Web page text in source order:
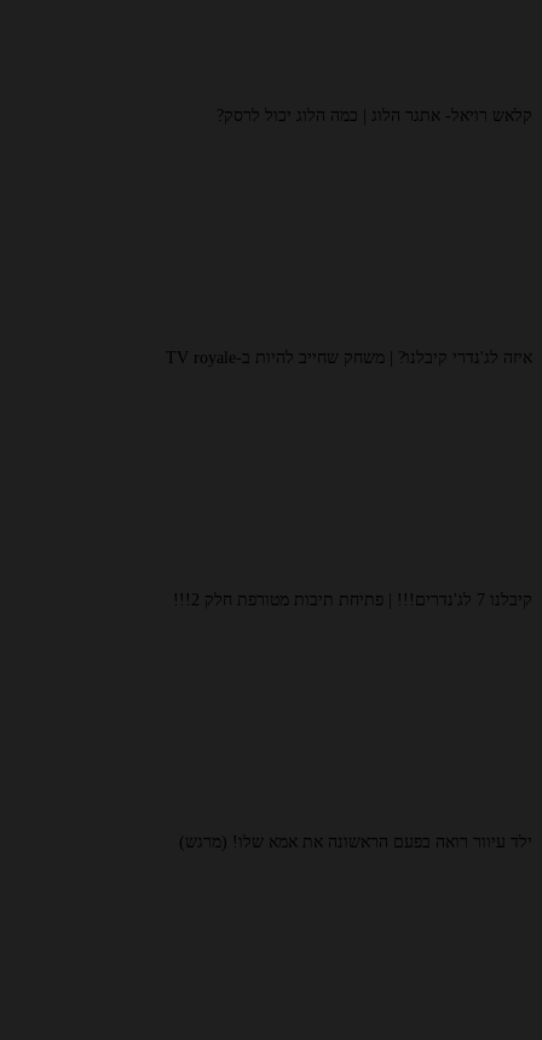
קלאש רויאל- אתגר הלוג | כמה הלוג יכול לרסק?
איזה לג'נדרי קיבלנו? | משחק שחייב להיות ב-TV royale
קיבלנו 7 לג'נדרים!!! | פתיחת תיבות מטורפת חלק 2!!!
ילד עיוור רואה בפעם הראשונה את אמא שלו! (מרגש)